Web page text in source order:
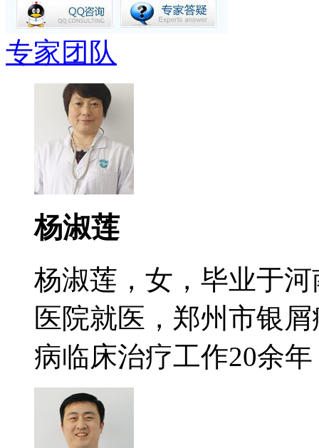
专家团队
杨淑莲
杨淑莲，女，毕业于
医院就医，郑州市银
病临床治疗工作20余